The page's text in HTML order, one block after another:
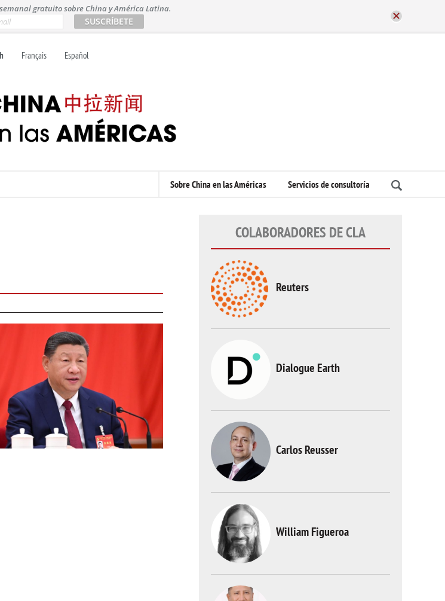
gratuito sobre China y América Latina.
Français Español
Sobre China en las Américas Servicios de consultoría
COLABORADORES DE CLA
Reuters
Dialogue Earth
Carlos Reusser
William Figueroa